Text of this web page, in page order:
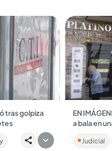
tras golpiza
Cisneros
EN
a bala en
Fueron
en menos
Judicial